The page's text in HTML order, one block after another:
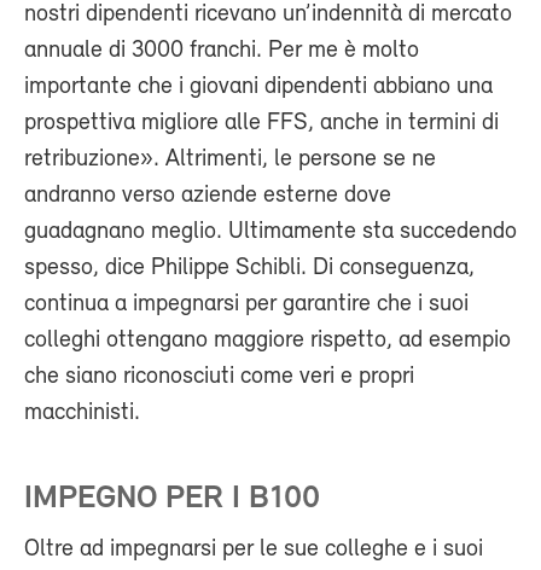
nostri dipendenti ricevano un’indennità di mercato
annuale di 3000 franchi. Per me è molto
importante che i giovani dipendenti abbiano una
prospettiva migliore alle FFS, anche in termini di
retribuzione». Altrimenti, le persone se ne
andranno verso aziende esterne dove
guadagnano meglio. Ultimamente sta succedendo
spesso, dice Philippe Schibli. Di conseguenza,
continua a impegnarsi per garantire che i suoi
colleghi ottengano maggiore rispetto, ad esempio
che siano riconosciuti come veri e propri
macchinisti.
IMPEGNO PER I B100
Oltre ad impegnarsi per le sue colleghe e i suoi